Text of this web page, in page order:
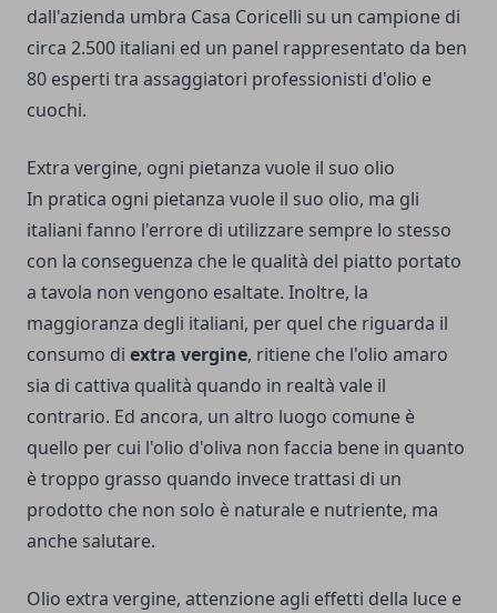
dall'azienda umbra Casa Coricelli su un campione di
circa 2.500 italiani ed un panel rappresentato da ben
80 esperti tra assaggiatori professionisti d'olio e
cuochi.
Extra vergine, ogni pietanza vuole il suo olio
In pratica ogni pietanza vuole il suo olio, ma gli
italiani fanno l'errore di utilizzare sempre lo stesso
con la conseguenza che le qualità del piatto portato
a tavola non vengono esaltate. Inoltre, la
maggioranza degli italiani, per quel che riguarda il
consumo di extra vergine, ritiene che l'olio amaro
sia di cattiva qualità quando in realtà vale il
contrario. Ed ancora, un altro luogo comune è
quello per cui l'olio d'oliva non faccia bene in quanto
è troppo grasso quando invece trattasi di un
prodotto che non solo è naturale e nutriente, ma
anche salutare.
Olio extra vergine, attenzione agli effetti della luce e